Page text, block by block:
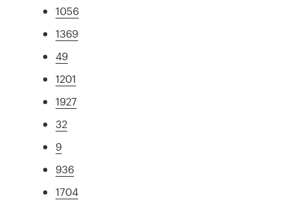
1056
1369
49
1201
1927
32
9
936
1704